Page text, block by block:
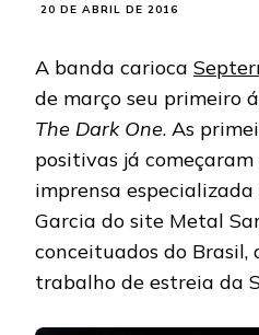
20 DE ABRIL DE 2016
A banda carioca
de março seu primeiro
The Dark One. As
positivas já
imprensa
Garcia do site Metal
conceituados do
trabalho de estreia da